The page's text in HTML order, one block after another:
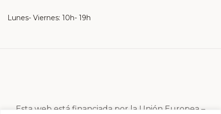
Lunes- Viernes: 10h- 19h
Esta web está financiada por la Unión Europea –